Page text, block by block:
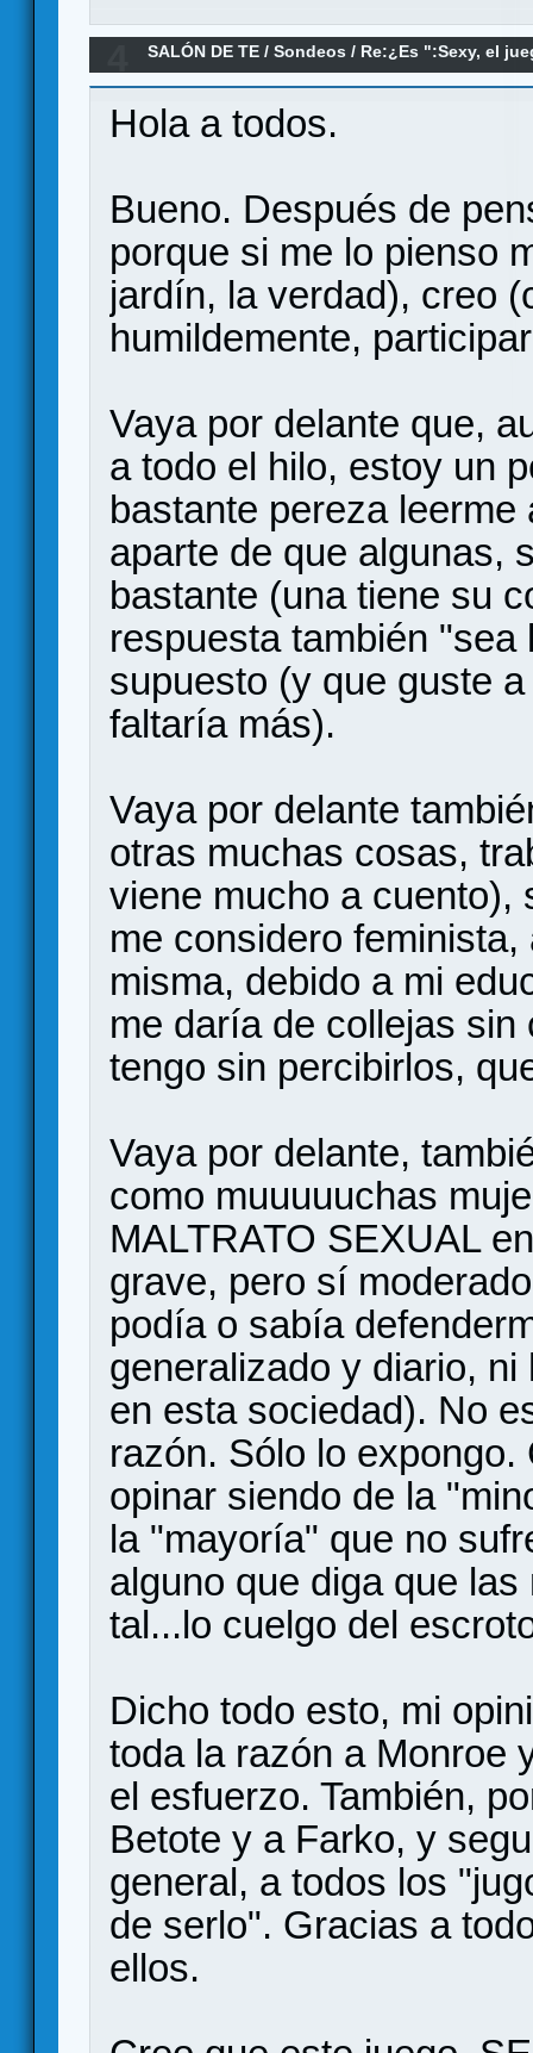
SALÓN DE TE /Sondeos / Re:¿Es ":Sexy, el
Hola a todos.
Bueno. Después de
porque si me lo pienso
jardín, la verdad), creo
humildemente,
Vaya por delante que,
a todo el hilo, estoy un
bastante pereza
aparte de que algunas,
bastante (una tiene su
respuesta también
supuesto (y que guste
faltaría más).
Vaya por delante
otras muchas cosas,
viene mucho a cuento),
me considero
misma, debido a mi
me daría de collejas
tengo sin percibirlos,
Vaya por delante,
como muuuuuchas
MALTRATO SEXUAL
grave, pero sí
podía o sabía
generalizado y diario,
en esta sociedad). No
razón. Sólo lo
opinar siendo de la
la "mayoría" que no
alguno que diga que
tal...lo cuelgo del
Dicho todo esto, mi
toda la razón a Monroe
el esfuerzo. También,
Betote y a Farko, y
general, a todos los
de serlo". Gracias a
ellos.